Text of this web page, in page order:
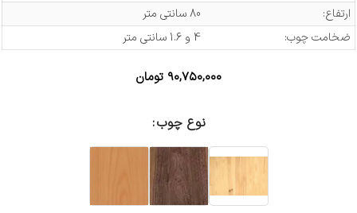
ارتفاع:
80 سانتی متر
ضخامت چوب:
4 و 1.6 سانتی متر
۹۰,۷۵۰,۰۰۰ تومان
نوع چوب